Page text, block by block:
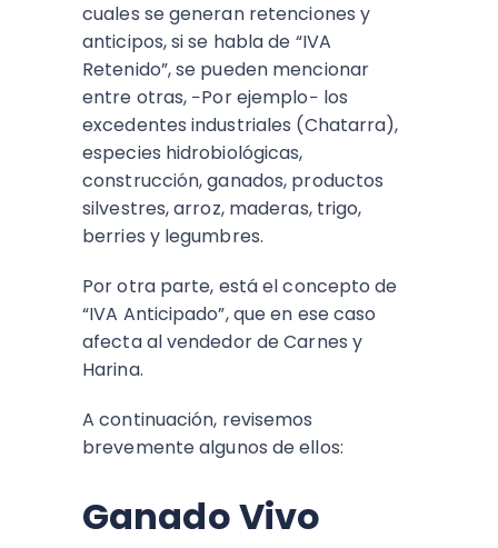
cuales se generan retenciones y
anticipos, si se habla de “IVA
Retenido”, se pueden mencionar
entre otras, −Por ejemplo− los
excedentes industriales (Chatarra),
especies hidrobiológicas,
construcción, ganados, productos
silvestres, arroz, maderas, trigo,
berries y legumbres.
Por otra parte, está el concepto de
“IVA Anticipado”, que en ese caso
afecta al vendedor de Carnes y
Harina.
A continuación, revisemos
brevemente algunos de ellos:
Ganado Vivo